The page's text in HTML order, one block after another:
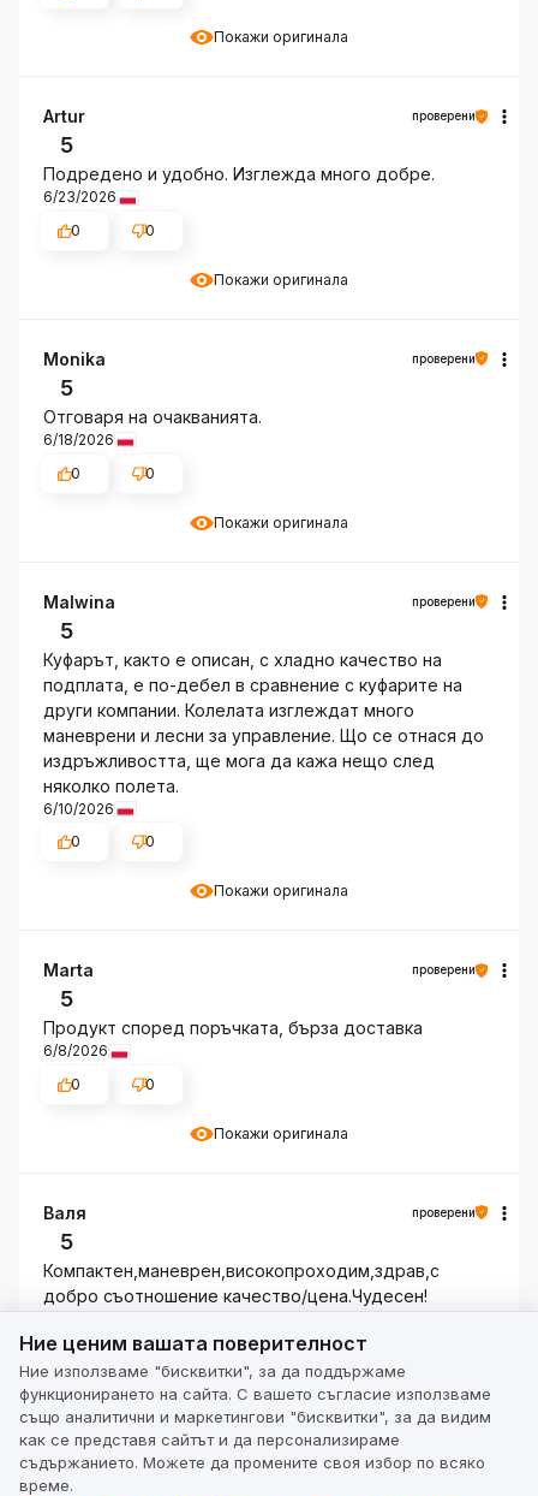
Покажи оригинала
Покажи оригинала
Artur проверени
5
Подредено и удобно. Изглежда много добре.
6/23/2026
0
0
Покажи оригинала
Monika проверени
5
Отговаря на очакванията.
6/18/2026
0
0
Покажи оригинала
Malwina проверени
5
Куфарът, както е описан, с хладно качество на
подплата, е по-дебел в сравнение с куфарите на
други компании. Колелата изглеждат много
маневрени и лесни за управление. Що се отнася до
издръжливостта, ще мога да кажа нещо след
няколко полета.
6/10/2026
0
0
Покажи оригинала
Marta проверени
5
Продукт според поръчката, бърза доставка
6/8/2026
0
0
Валя проверени
5
Компактен,маневрен,високопроходим,здрав,с
добро съотношение качество/цена.Чудесен!
5/29/2026
0
0
Mirosława проверени
5
Перфектни във всяко отношение: майсторство,
Ние ценим вашата поверителност
Ние използваме "бисквитки", за да поддържаме
функционирането на сайта. С вашето съгласие използваме
също аналитични и маркетингови "бисквитки", за да видим
как се представя сайтът и да персонализираме
съдържанието. Можете да промените своя избор по всяко
време.